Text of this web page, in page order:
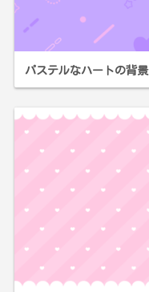
パステルなハートの背景